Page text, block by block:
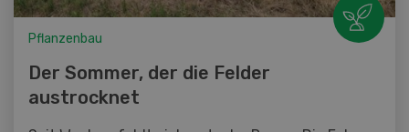
Pflanzenbau
Der Sommer, der die Felder
austrocknet